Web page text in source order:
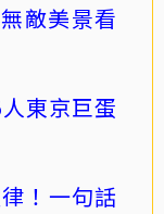
敵美景看
東京巨蛋
！一句話